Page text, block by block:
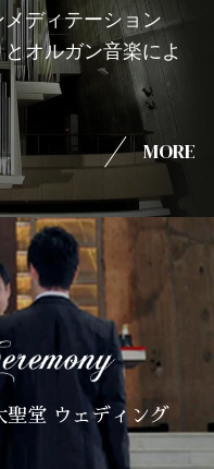
ディテーション
オルガン音楽によ
MORE
堂 ウェディング